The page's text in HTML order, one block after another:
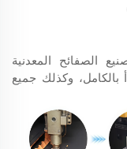
الصفائح المعدنية
بالكامل، وكذلك جميع